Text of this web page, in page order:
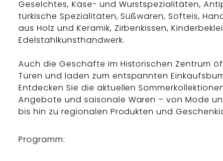
Geselchtes, Käse- und Wurstspezialitäten,
türkische Spezialitäten, Süßwaren, Softeis,
aus Holz und Keramik, Zirbenkissen,
Edelstahlkunsthandwerk.
Auch die Geschäfte im Historischen Zentrum
Türen und laden zum entspannten
Entdecken Sie die aktuellen
Angebote und saisonale Waren – von Mode
bis hin zu regionalen Produkten und
Programm: